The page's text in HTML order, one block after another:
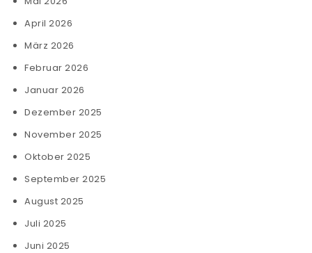
April 2026
März 2026
Februar 2026
Januar 2026
Dezember 2025
November 2025
Oktober 2025
September 2025
August 2025
Juli 2025
Juni 2025